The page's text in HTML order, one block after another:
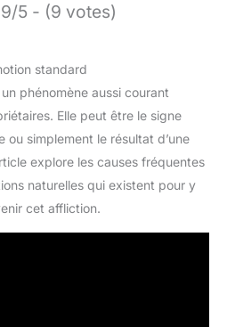
5 - (9 votes)
phénomène aussi courant
Elle peut être le signe
ou simplement le résultat d’une
explore les causes fréquentes
naturelles qui existent pour y
cet affliction.